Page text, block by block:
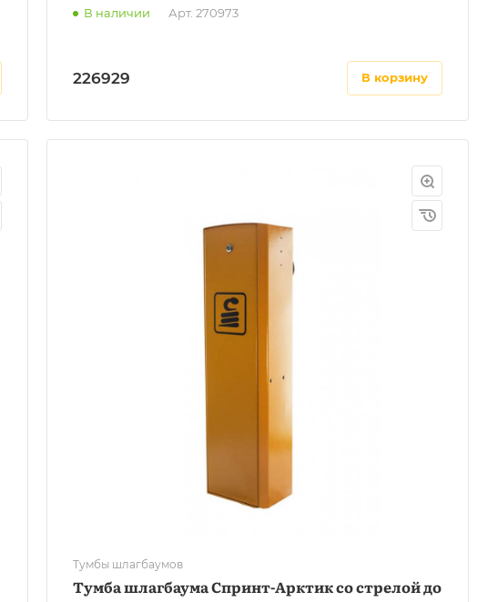
В наличии Арт. 270973
226929 в корзину
Тумбы шлагбаумов
Тумба шлагбаума Спринт-Арктик со стрелой до